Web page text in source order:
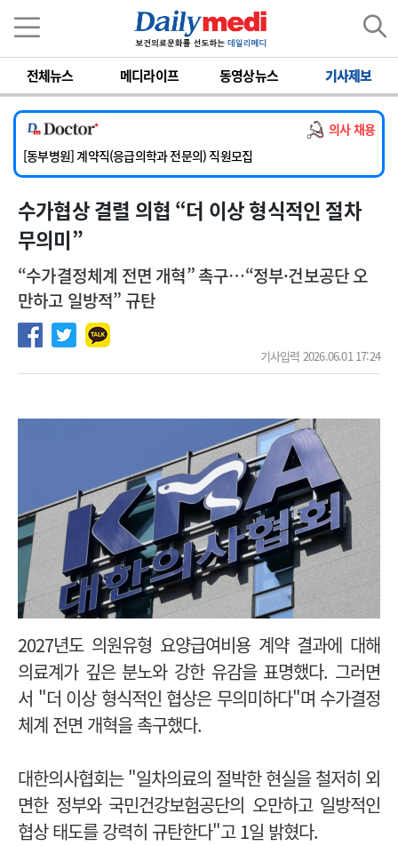
전체뉴스 메디라이프 동영상뉴스 기사제보
의사 채용
[서울아산병원] 2026년 하반기 인턴 모집
[영남대학교의료원] 마취통증의학과 임기제 임상의사 채용
[충남대학교병원] 소아청소년과(소아응급전담) 계약직 의사 공개채용
[동부병원] 계약직(응급의학과 전문의) 직원모집
[이대목동병원] 하반기 전공의(레지던트1년차) 모집
[서울아산병원] 2026년 하반기 인턴 모집
[영남대학교의료원] 마취통증의학과 임기제 임상의사 채용
수가협상 결렬 의협 “더 이상 형식적인 절차
무의미”
“수가결정체계 전면 개혁” 촉구…“정부·건보공단 오
만하고 일방적” 규탄
기사입력 2026.06.01 17:24
2027년도 의원유형 요양급여비용 계약 결과에 대해
의료계가 깊은 분노와 강한 유감을 표명했다. 그러면
서 "더 이상 형식적인 협상은 무의미하다"며 수가결정
체계 전면 개혁을 촉구했다.
대한의사협회는 "일차의료의 절박한 현실을 철저히 외
면한 정부와 국민건강보험공단의 오만하고 일방적인
협상 태도를 강력히 규탄한다"고 1일 밝혔다.